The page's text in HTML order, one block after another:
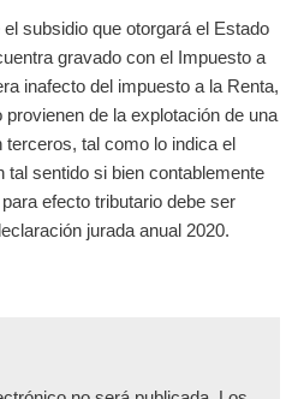
subsidio que otorgará el Estado
gravado con el Impuesto a
inafecto del impuesto a la Renta,
de la explotación de una
tal como lo indica el
tal sentido si bien contablemente
efecto tributario debe ser
jurada anual 2020.